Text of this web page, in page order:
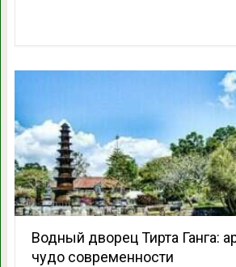
Водный дворец Тирта Ганга:
чудо современности